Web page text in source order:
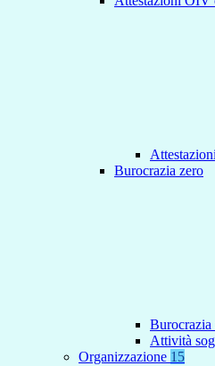
Burocrazia zero
Burocrazia
Attività
Organizzazione 15